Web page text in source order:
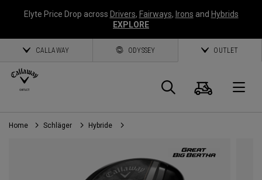
Elyte Price Drop across Drivers, Fairways, Irons and Hybrids
EXPLORE
CALLAWAY ODYSSEY OUTLET
Suche
Home Schläger Hybride